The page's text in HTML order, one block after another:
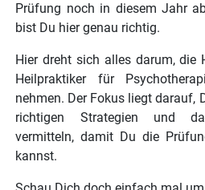
Prüfung noch in diesem Jahr
bist Du hier genau richtig.
Hier dreht sich alles darum, die
Heilpraktiker für
nehmen. Der Fokus liegt darauf,
richtigen Strategien und
vermitteln, damit Du die
kannst.